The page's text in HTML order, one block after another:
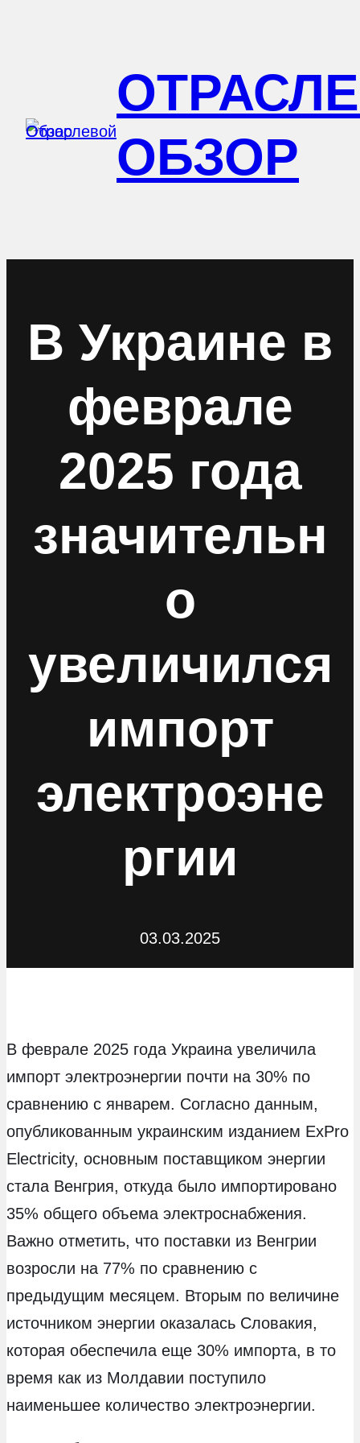
ОБЗОР
В Украине в
феврале
2025 года
значительн
о
увеличился
импорт
электроэне
ргии
03.03.2025
В феврале 2025 года Украина увеличила
импорт электроэнергии почти на 30% по
сравнению с январем. Согласно данным,
опубликованным украинским изданием ExPro
Electricity, основным поставщиком энергии
стала Венгрия, откуда было импортировано
35% общего объема электроснабжения.
Важно отметить, что поставки из Венгрии
возросли на 77% по сравнению с
предыдущим месяцем. Вторым по величине
источником энергии оказалась Словакия,
которая обеспечила еще 30% импорта, в то
время как из Молдавии поступило
наименьшее количество электроэнергии.